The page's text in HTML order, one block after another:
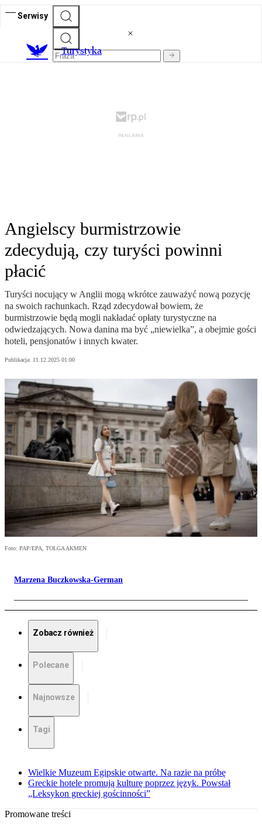
Serwisy
Turystyka
Angielscy burmistrzowie
zdecydują, czy turyści powinni
płacić
Turyści nocujący w Anglii mogą wkrótce zauważyć nową pozycję
na swoich rachunkach. Rząd zdecydował bowiem, że
burmistrzowie będą mogli nakładać opłaty turystyczne na
odwiedzających. Nowa danina ma być „niewielka”, a obejmie gości
hoteli, pensjonatów i innych kwater.
Publikacja: 11.12.2025 01:00
Foto: PAP/EPA, TOLGA AKMEN
Marzena Buczkowska-German
Zobacz również
Polecane
Najnowsze
Tagi
Wielkie Muzeum Egipskie otwarte. Na razie na próbę
Greckie hotele promują kulturę poprzez język. Powstał
„Leksykon greckiej gościnności”
Promowane treści